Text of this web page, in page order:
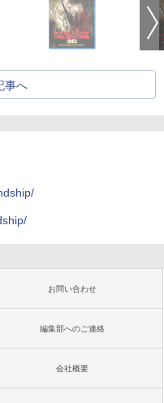
事へ
お問い合わせ
編集部へのご連絡
会社概要